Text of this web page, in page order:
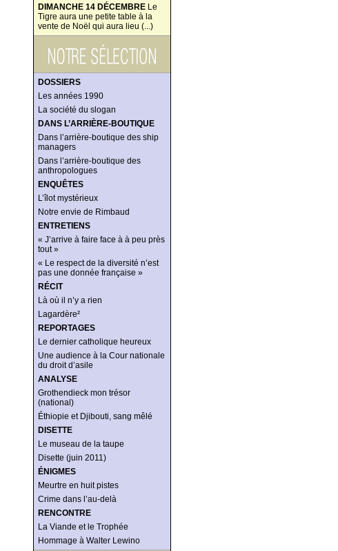
DIMANCHE 14 DÉCEMBRE Le
Tigre aura une petite table à la
vente de Noël qui aura lieu (...)
DOSSIERS
Les années 1990
La société du slogan
DANS L’ARRIÈRE-BOUTIQUE
Dans l’arrière-boutique des ship
managers
Dans l’arrière-boutique des
anthropologues
ENQUÊTES
L’îlot mystérieux
Notre envie de Rimbaud
ENTRETIENS
« J’arrive à faire face à à peu près
tout »
« Le respect de la diversité n’est
pas une donnée française »
RÉCIT
Là où il n’y a rien
Lagardère²
REPORTAGES
Le dernier catholique heureux
Une audience à la Cour nationale
du droit d’asile
ANALYSE
Grothendieck mon trésor
(national)
Éthiopie et Djibouti, sang mêlé
DISETTE
Le museau de la taupe
Disette (juin 2011)
ÉNIGMES
Meurtre en huit pistes
Crime dans l’au-delà
RENCONTRE
La Viande et le Trophée
Hommage à Walter Lewino